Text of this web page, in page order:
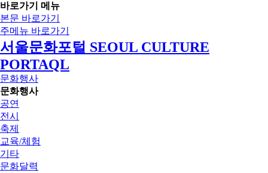
바로가기 메뉴
본문 바로가기
주메뉴 바로가기
서울문화포털 SEOUL CULTURE
PORTAQL
문화행사
문화행사
공연
전시
축제
교육/체험
기타
문화달력